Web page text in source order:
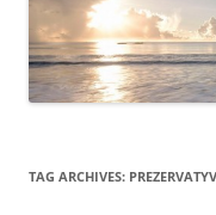
TAG ARCHIVES: